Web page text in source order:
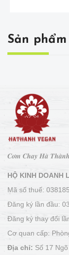
Sản
𝑪𝒐̛𝒎 𝑪𝒉𝒂𝒚 𝑯𝒂̀ 𝑻𝒉𝒂̀𝒏𝒉
HỘ KINH DOANH
Mã số thuế:
Đăng ký lần đầu:
Đăng ký thay đổi
Cơ quan cấp:
Địa chỉ: Số 17